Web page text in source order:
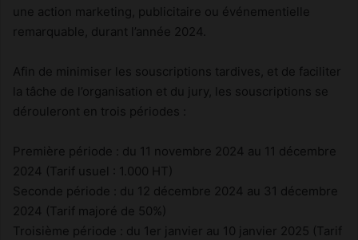
une action marketing, publicitaire ou événementielle
remarquable, durant l’année 2024.
Afin de minimiser les souscriptions tardives, et de faciliter
la tâche de l’organisation et du jury, les souscriptions se
dérouleront en trois périodes :
Première période : du 11 novembre 2024 au 11 décembre
2024 (Tarif usuel : 1.000 HT)
Seconde période : du 12 décembre 2024 au 31 décembre
2024 (Tarif majoré de 50%)
Troisième période : du 1er janvier au 10 janvier 2025 (Tarif